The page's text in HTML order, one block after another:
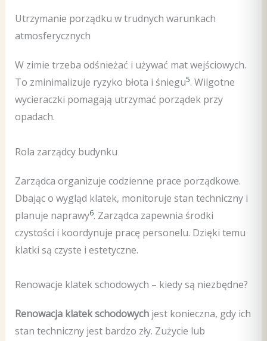
Utrzymanie porządku w trudnych warunkach
atmosferycznych
W zimie trzeba odśnieżać i używać mat wejściowych.
To zminimalizuje ryzyko błota i śniegu5. Wilgotne
wycieraczki pomagają utrzymać porządek przy
opadach.
Rola zarządcy budynku
Zarządca organizuje codzienne prace porządkowe.
Dbając o wygląd klatek, monitoruje stan techniczny i
planuje naprawy6. Zarządca zapewnia środki
czystości i koordynuje pracę personelu. Dzięki temu
klatki są czyste i estetyczne.
Renowacje klatek schodowych – kiedy są niezbędne?
Renowacja klatek schodowychjest konieczna, gdy ich
stan techniczny jest bardzo zły. Zużycie lub